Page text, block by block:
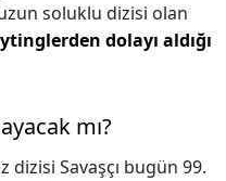
soluklu dizisi olan
dolayı aldığı
mı?
dizisi Savaşçı bugün 99.